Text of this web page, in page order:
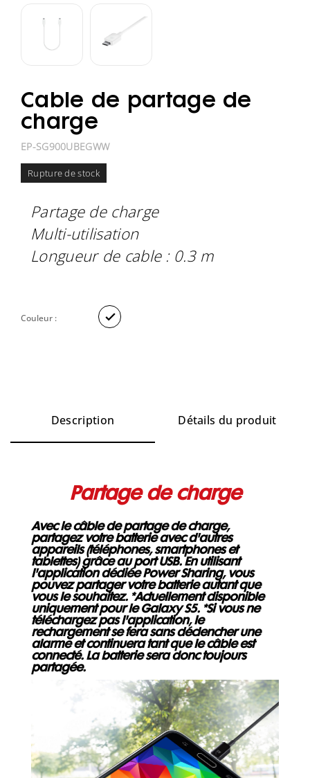
Cable de partage de
charge
EP-SG900UBEGWW
Rupture de stock
Partage de charge
Multi-utilisation
Longueur de cable : 0.3 m
Couleur : 
Description Détails du produit
Partage de charge
Avec le câble de partage de charge,
partagez votre batterie avec d'autres
appareils (téléphones, smartphones et
tablettes) grâce au port USB. En utilisant
l'application dédiée Power Sharing, vous
pouvez partager votre batterie autant que
vous le souhaitez. *Actuellement disponible
uniquement pour le Galaxy S5. *Si vous ne
téléchargez pas l'application, le
rechargement se fera sans déclencher une
alarme et continuera tant que le câble est
connecté. La batterie sera donc toujours
partagée.